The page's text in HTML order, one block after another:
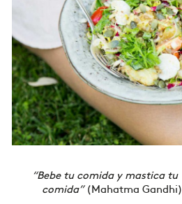
“Bebe tu comida y mastica tu
comida”(Mahatma Gandhi)